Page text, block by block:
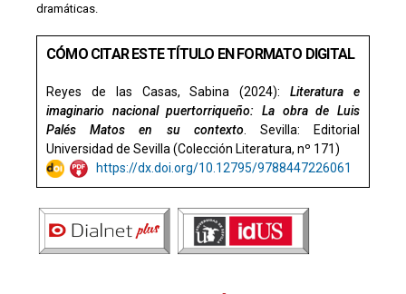
dramáticas.
CÓMO CITAR ESTE TÍTULO EN FORMATO DIGITAL
Reyes de las Casas, Sabina (2024):Literatura e
imaginario nacional puertorriqueño: La obra de Luis
Palés Matos en su contexto. Sevilla: Editorial
Universidad de Sevilla (Colección Literatura, nº 171)
https://dx.doi.org/10.12795/9788447226061